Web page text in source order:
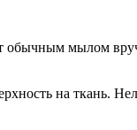
обычным мылом
на ткань.